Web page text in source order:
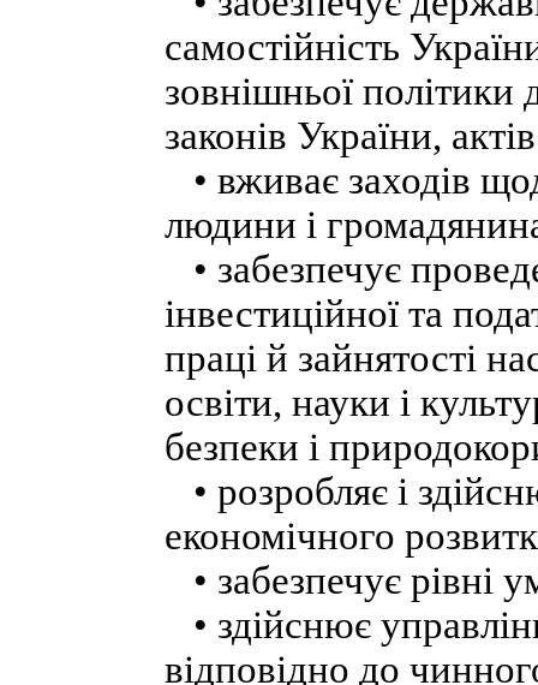
самостійність
зовнішньої політики
законів України,
• вживає заходів
людини і
• забезпечує
інвестиційної та
праці й зайнятості
освіти, науки і
безпеки і
• розробляє і
економічного
• забезпечує рівні
• здійснює
відповідно до